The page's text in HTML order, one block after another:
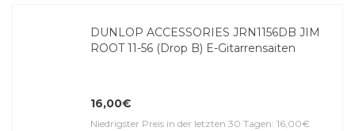
DUNLOP ACCESSORIES JRN1156DB JIM
ROOT 11-56 (Drop B) E-Gitar­ren­saiten
16,00€
Niedrigster Preis in der letzten 30 Tagen: 16,00€